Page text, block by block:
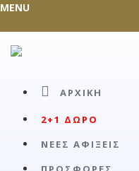
MENU
ΑΡΧΙΚΉ
2+1 ΔΩΡΟ
ΝΕΕΣ ΑΦΙΞΕΙΣ